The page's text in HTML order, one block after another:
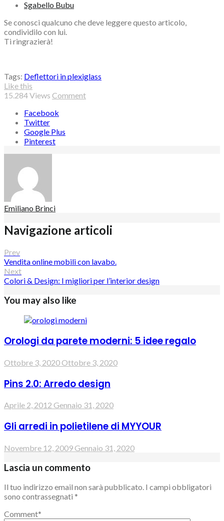
Sgabello Bubu
Se conosci qualcuno che deve leggere questo articolo,
condividilo con lui.
Ti ringrazierà!
Tags: Deflettori in plexiglass
Like this
15.284Views Comment
Facebook
Twitter
Google Plus
Pinterest
Emiliano Brinci
Navigazione articoli
Prev
Vendita online mobili con lavabo.
Next
Colori & Design: I migliori per l’interior design
You may also like
Orologi da parete moderni: 5 idee regalo
Ottobre 3, 2020Ottobre 3, 2020
Pins 2.0: Arredo design
Aprile 2, 2012 Gennaio 31, 2020
Gli arredi in polietilene di MYYOUR
Novembre 12, 2009Gennaio 31, 2020
Lascia un commento
Il tuo indirizzo email non sarà pubblicato. I campi obbligatori
sono contrassegnati *
Comment*